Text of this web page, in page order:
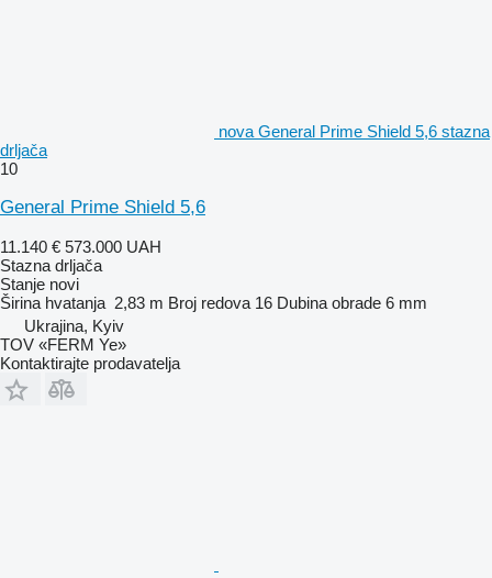
nova General Prime Shield 5,6 stazna
drljača
10
General Prime Shield 5,6
11.140 € 573.000 UAH
Stazna drljača
Stanje novi
Širina hvatanja 2,83 m Broj redova 16 Dubina obrade 6 mm
Ukrajina, Kyiv
TOV «FERM Ye»
Kontaktirajte prodavatelja